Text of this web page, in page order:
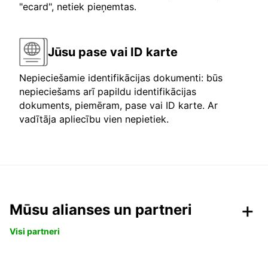
"ecard", netiek pieņemtas.
Jūsu pase vai ID karte
Nepieciešamie identifikācijas dokumenti: būs
nepieciešams arī papildu identifikācijas
dokuments, piemēram, pase vai ID karte. Ar
vadītāja apliecību vien nepietiek.
Mūsu alianses un partneri
Visi partneri